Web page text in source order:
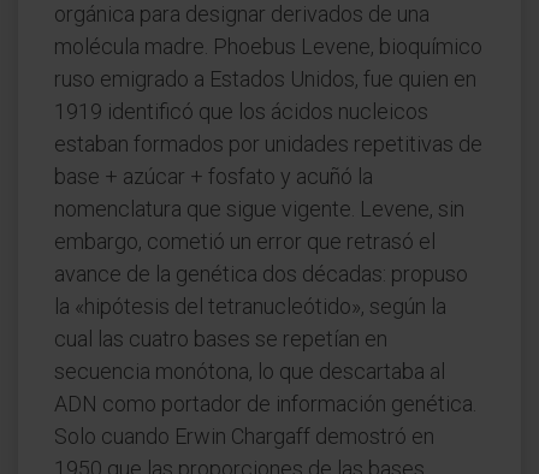
orgánica para designar derivados de una
molécula madre. Phoebus Levene, bioquímico
ruso emigrado a Estados Unidos, fue quien en
1919 identificó que los ácidos nucleicos
estaban formados por unidades repetitivas de
base + azúcar + fosfato y acuñó la
nomenclatura que sigue vigente. Levene, sin
embargo, cometió un error que retrasó el
avance de la genética dos décadas: propuso
la «hipótesis del tetranucleótido», según la
cual las cuatro bases se repetían en
secuencia monótona, lo que descartaba al
ADN como portador de información genética.
Solo cuando Erwin Chargaff demostró en
1950 que las proporciones de las bases